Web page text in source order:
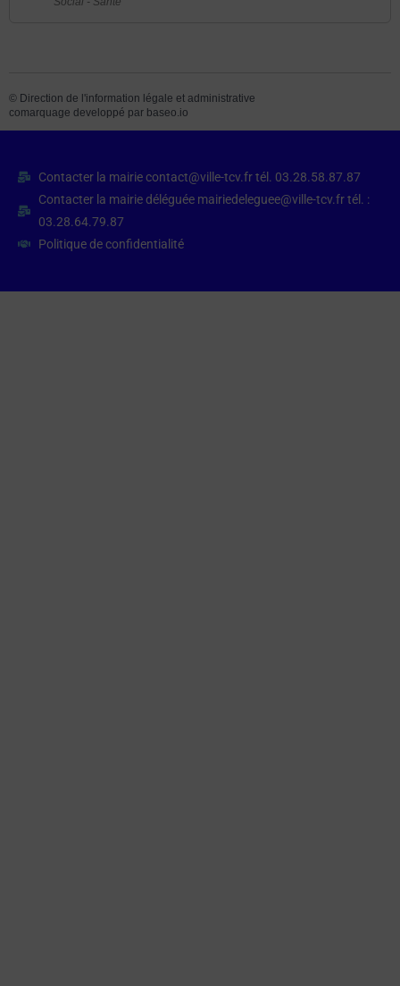
© Direction de l'information légale et administrative
comarquage developpé par baseo.io
Contacter la mairie contact@ville-tcv.fr tél. 03.28.58.87.87
Contacter la mairie déléguée mairiedeleguee@ville-tcv.fr tél. :
03.28.64.79.87
Politique de confidentialité